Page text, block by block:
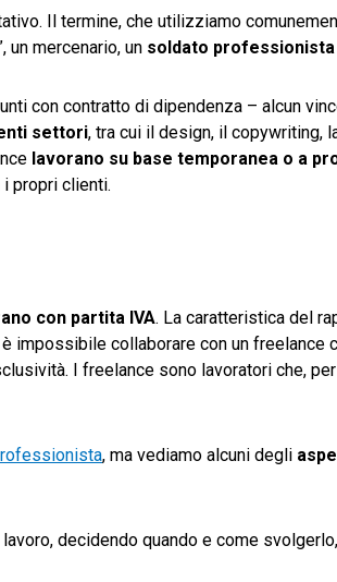
Il termine, che utilizziamo
un mercenario, un soldato
con contratto di dipendenza – alcun
settori, tra cui il design, il copywriting,
lavorano su base temporanea o a
propri clienti.
con partita IVA. La caratteristica del
impossibile collaborare con un freelance
I freelance sono lavoratori che,
, ma vediamo alcuni degli
decidendo quando e come